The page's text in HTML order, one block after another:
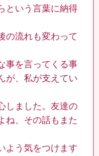
という言葉に納得
の流れも変わって
事を言ってくる事
が、私が支えてい
しました。友達の
ね、その話もまた
よう気をつけます